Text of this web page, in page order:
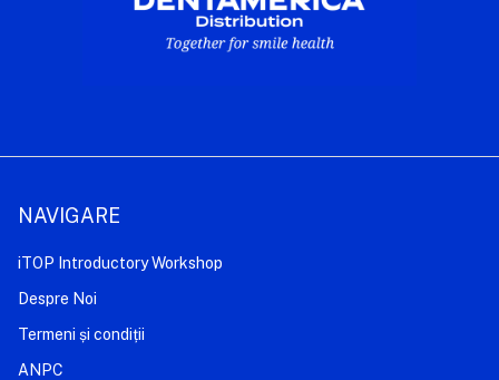
NAVIGARE
iTOP Introductory Workshop
Despre Noi
Termeni și condiții
ANPC